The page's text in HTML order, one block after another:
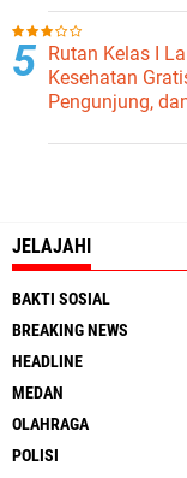
Ketahanan
Rutan Kelas I
Kesehatan
Pengunjung,
JELAJAHI
BAKTI SOSIAL
BREAKING NEWS
HEADLINE
MEDAN
OLAHRAGA
POLISI